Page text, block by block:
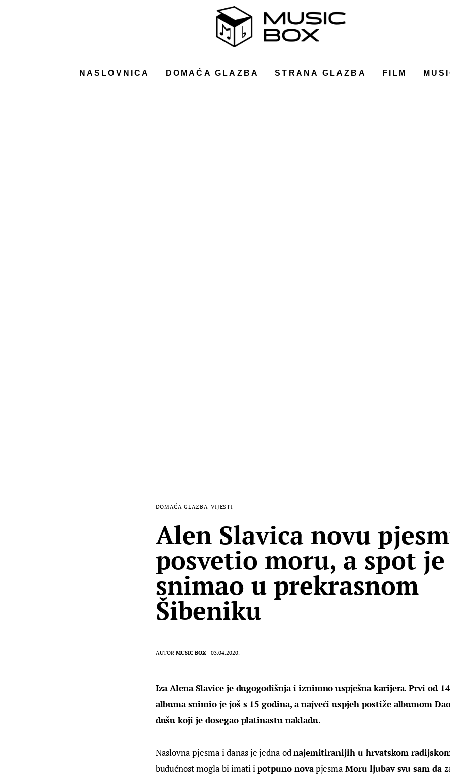
NASLOVNICA DOMAĆA GLAZBA STRANA GLAZBA FILM
DOMAĆA GLAZBA VIJESTI
Alen Slavica novu
posvetio moru, a spot je
snimao u prekrasnom
Šibeniku
AUTOR MUSIC BOX 03.04.2020.
Iza Alena Slavice je dugogodišnja i iznimno uspješna karijera. Prvi od
albuma snimio je još s 15 godina, a najveći uspjeh postiže albumom
dušu koji je dosegao platinastu nakladu.
Naslovna pjesma i danas je jedna od najemitiranijih u hrvatskom
budućnost mogla bi imati i potpuno nova pjesma Moru ljubav svu sam da